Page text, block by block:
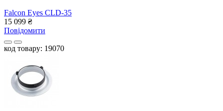
Falcon Eyes CLD-35
15 099 ₴
Повідомити
код товару: 19070